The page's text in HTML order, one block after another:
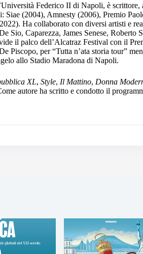
Federico II di Napoli, è scrittore,
Siae (2004), Amnesty (2006), Premio
Ha collaborato con diversi artisti e
Sio, Caparezza, James Senese, Roberto
il palco dell’Alcatraz Festival con il
Piscopo, per “Tutta n’ata storia tour”
allo Stadio Maradona di Napoli.
XL, Style, Il Mattino, Donna
autore ha scritto e condotto il